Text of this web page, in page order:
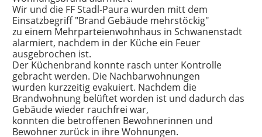
Wir und die FF Stadl-Paura wurden mitt dem
Einsatzbegriff "Brand Gebäude mehrstöckig"
zu einem Mehrparteienwohnhaus in Schwanenstadt
alarmiert, nachdem in der Küche ein Feuer
ausgebrochen ist.
Der Küchenbrand konnte rasch unter Kontrolle
gebracht werden. Die Nachbarwohnungen
wurden kurzzeitig evakuiert. Nachdem die
Brandwohnung belüftet worden ist und dadurch das
Gebäude wieder rauchfrei war,
konnten die betroffenen Bewohnerinnen und
Bewohner zurück in ihre Wohnungen.